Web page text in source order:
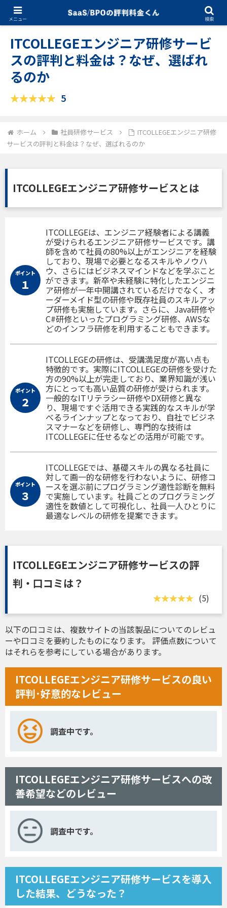
社員研修サービス 02.07.2025
ITCOLLEGEエンジニア研修サービ
スの評判と料金は？なぜ、選ばれ
るのか
5
ホーム 社員研修サービス
ITCOLLEGEエンジニア研修
サービスの評判と料金は？なぜ、選ばれるのか
ITCOLLEGEエンジニア研修サービスとは
ポイント
１
ITCOLLEGEは、エンジニア経験者による講義
が受けられるエンジニア研修サービスです。講
師を含めて社員の80%以上がエンジニアを経験
しており、現場で必要となるスキルやノウハ
ウ、さらにはビジネスマインドなどを学ぶこと
ができます。新卒や未経験に特化したエンジニ
ア研修が一年中開講されているだけでなく、オ
ーダーメイド型の研修や既存社員のスキルアッ
プ研修も実施しています。さらに、Java研修や
C#研修といったプログラミング研修、AWSな
どのインフラ研修を利用することもできます。
ポイント
２
ITCOLLEGEの研修は、受講満足度が高い点も
特徴的です。実際にITCOLLEGEの研修を受けた
方の90%以上が完走しており、業界知識が浅い
方にとっても高い品質の研修が受けられます。
一般的なITリテラシー研修やDX研修と異な
り、現場ですぐ活用できる実践的なスキルが学
べるラインナップとなっており、自社でビジネ
スマナーなどを研修し、専門的な技術は
ITCOLLEGEに任せるなどの活用が可能です。
ポイント
３
ITCOLLEGEでは、基礎スキルの異なる社員に
対して画一的な研修を行わないように、研修コ
ースを選ぶ前にプログラミング適性診断を無料
で実施しています。社員ごとのプログラミング
適性を数値として可視化し、社員一人ひとりに
最適なレベルの研修を提案できます。
ITCOLLEGEエンジニア研修サービスの評
判・口コミは？
(5)
以下の口コミは、複数サイトの当該製品についてのレビュ
ーや口コミを要約したものになります。 評価点数について
はそれらを参考にしている場合があります。
ITCOLLEGEエンジニア研修サービスの良い
評判･好意的なレビュー
調査中です。
ITCOLLEGEエンジニア研修サービスへの改
善希望などのレビュー
調査中です。
ITCOLLEGEエンジニア研修サービスを導入
した結果、どうなった？
メニュー 検索